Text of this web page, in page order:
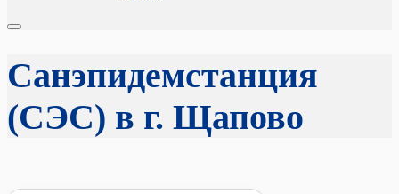
Санэпидемстанция
(СЭС) в г. Щапово